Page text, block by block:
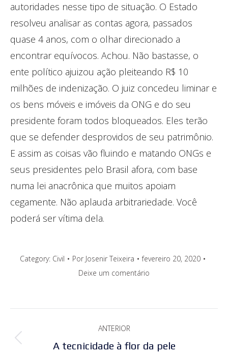
autoridades nesse tipo de situação. O Estado
resolveu analisar as contas agora, passados
quase 4 anos, com o olhar direcionado a
encontrar equívocos. Achou. Não bastasse, o
ente político ajuizou ação pleiteando R$ 10
milhões de indenização. O juiz concedeu liminar e
os bens móveis e imóveis da ONG e do seu
presidente foram todos bloqueados. Eles terão
que se defender desprovidos de seu patrimônio.
E assim as coisas vão fluindo e matando ONGs e
seus presidentes pelo Brasil afora, com base
numa lei anacrônica que muitos apoiam
cegamente. Não aplauda arbitrariedade. Você
poderá ser vítima dela.
Category: Civil Por Josenir Teixeira
fevereiro 20, 2020
Deixe um comentário
de
ANTERIOR
Post
A tecnicidade à flor da pele